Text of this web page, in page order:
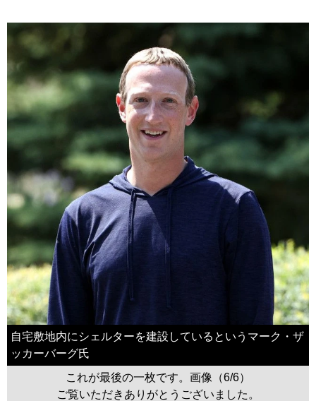
自宅敷地内にシェルターを建設しているというマーク・ザ
ッカーバーグ氏
これが最後の一枚です。画像（6/6）
ご覧いただきありがとうございました。